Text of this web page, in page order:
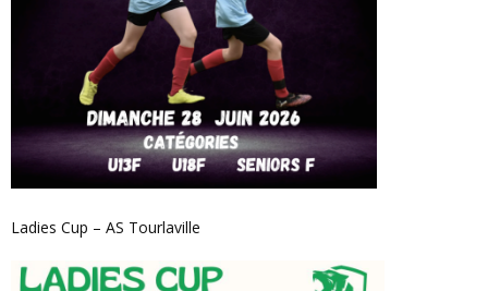
Ladies Cup – AS Tourlaville